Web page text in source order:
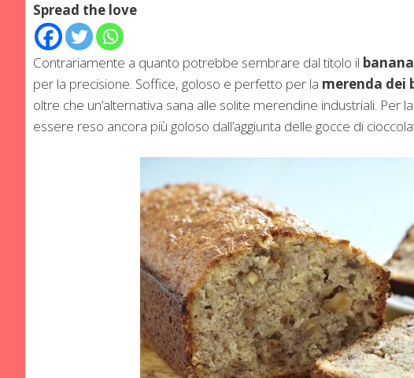
Spread the love
Contrariamente a quanto potrebbe sembrare dal titolo il
per la precisione. Soffice, goloso e perfetto per la merenda dei
oltre che un’alternativa sana alle solite merendine industriali. Per
essere reso ancora più goloso dall’aggiunta delle gocce di